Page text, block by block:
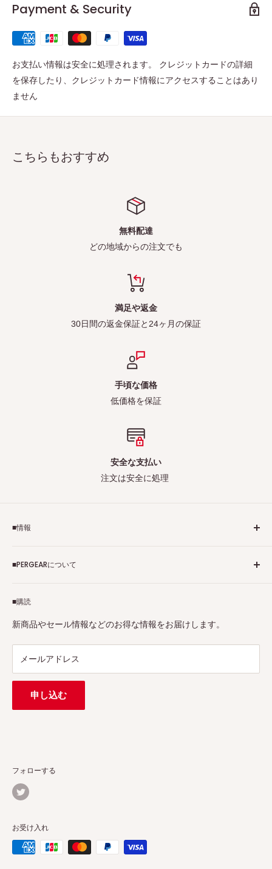
Payment & Security
お支払い情報は安全に処理されます。 クレジットカードの詳細
を保存したり、クレジットカード情報にアクセスすることはあり
ません
こちらもおすすめ
無料配達
どの地域からの注文でも
満足や返金
30日間の返金保証と24ヶ月の保証
手頃な価格
低価格を保証
安全な支払い
注文は安全に処理
■購読
新商品やセール情報などのお得な情報をお届けします。
メールアドレス
申し込む
■情報
個人情報保護方針
Tax-free
特定商取引法に基づく表示
■PERGEARについて
7Artisans、FIMIなど各撮影機材ブランドの正規代理店です。
プロ、アマチュアを問わず、さまざまな撮影製品を取り揃え
連絡先： support@pergear.co.jp
フォローする
お受け入れ